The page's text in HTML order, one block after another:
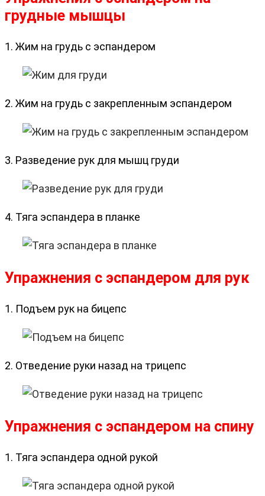
грудные мышцы
1. Жим на грудь с эспандером
2. Жим на грудь с закрепленным эспандером
3. Разведение рук для мышц груди
4. Тяга эспандера в планке
Упражнения с эспандером для рук
1. Подъем рук на бицепс
2. Отведение руки назад на трицепс
Упражнения с эспандером на спину
1. Тяга эспандера одной рукой